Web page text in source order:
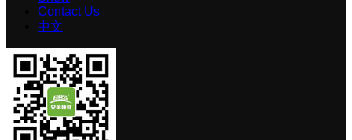
Contact Us
中文